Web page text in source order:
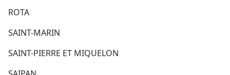
ROTA
SAINT-MARIN
SAINT-PIERRE ET MIQUELON